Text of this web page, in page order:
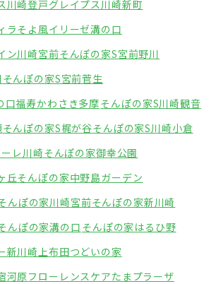
川崎登戸グレイプス川崎新町
ラそよ風イリーゼ溝の口
ン川崎宮前そんぽの家S宮前野川
そんぽの家S宮前菅生
口福寿かわさき多摩そんぽの家S川崎観音
そんぽの家S梶が谷そんぽの家S川崎小倉
レ川崎そんぽの家御幸公園
丘そんぽの家中野島ガーデン
んぽの家川崎宮前そんぽの家新川崎
んぽの家溝の口 そんぽの家はるひ野
新川崎 上布田つどいの家
河原フローレンスケアたまプラーザ